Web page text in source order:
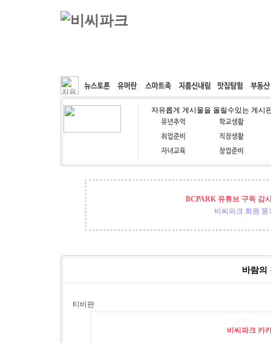
커뮤니티 속도패치 웹호스팅 공동구매
자유롭게 게시물을 올릴수있는 게시
BCPARK 유튜브 구독 감
비씨파크 회원 뭉
바람의
티비판
비씨파크 카